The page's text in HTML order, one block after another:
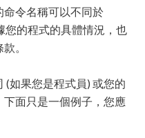
令名稱可以不同於
您的程式的具體情況，也
。
(如果您是程式員) 或您的
面只是一個例子，您應